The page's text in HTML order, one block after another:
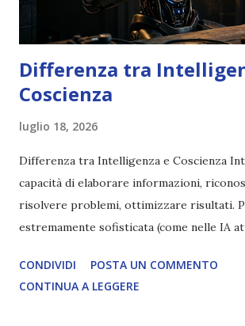
Differenza tra
Coscienza
luglio 18, 2026
Differenza tra Intelligenza e Coscienza
capacità di elaborare informazioni,
risolvere problemi, ottimizzare risultati.
estremamente sofisticata (come nelle IA
soggettiva, non prova vero amore, non
autentico, non ha connessione con l’Uno.
CONDIVIDI
POSTA UN COMMENTO
CONTINUA A LEGGERE